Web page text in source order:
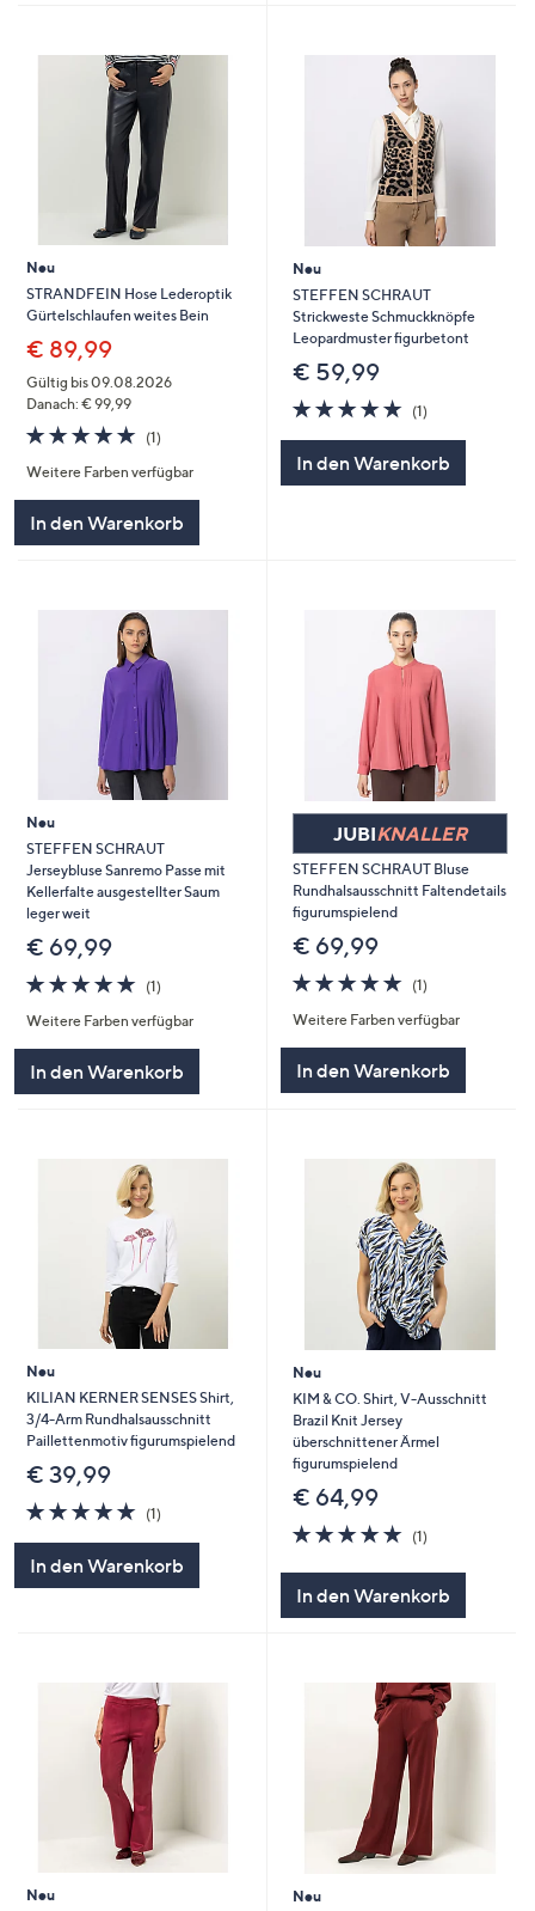
Neu
STRANDFEIN Hose Lederoptik
Gürtelschlaufen weites Bein
€ 89,99
Gültig bis 09.08.2026
Danach: € 99,99
5.0
von
5
(1)
Weitere Farben verfügbar
In den Warenkorb
Neu
STEFFEN SCHRAUT
Strickweste Schmuckknöpfe
Leopardmuster figurbetont
€ 59,99
5.0
von
(1)
In den Warenkorb
Neu
STEFFEN SCHRAUT
Jerseybluse Sanremo Passe mit
Kellerfalte ausgestellter Saum
leger weit
€ 69,99
5.0
von
5
(1)1
Weitere Farben verfügbar
In den Warenkorb
JUBIKNALLER
STEFFEN SCHRAUT Bluse
Rundhalsausschnitt Faltendetails
figurumspielend
€ 69,99
5.0
von
5
(1)
Weitere Farben verfügbar
In den Warenkorb
Neu
KILIAN KERNER SENSES Shirt,
3/4-Arm Rundhalsausschnitt
Paillettenmotiv figurumspielend
€ 39,99
5.0
von
(1)1
In den Warenkorb
Neu
KIM & CO. Shirt, V-Ausschnitt
Brazil Knit Jersey
überschnittener Ärmel
figurumspielend
€ 64,99
5.0
von
5
(1)1
In den Warenkorb
Neu
Neu